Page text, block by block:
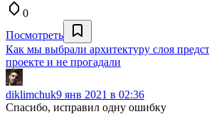
0
Посмотреть
Как мы выбрали архитектуру слоя
проекте и не прогадали
diklimchuk9 янв 2021 в 02:36
Спасибо, исправил одну ошибку